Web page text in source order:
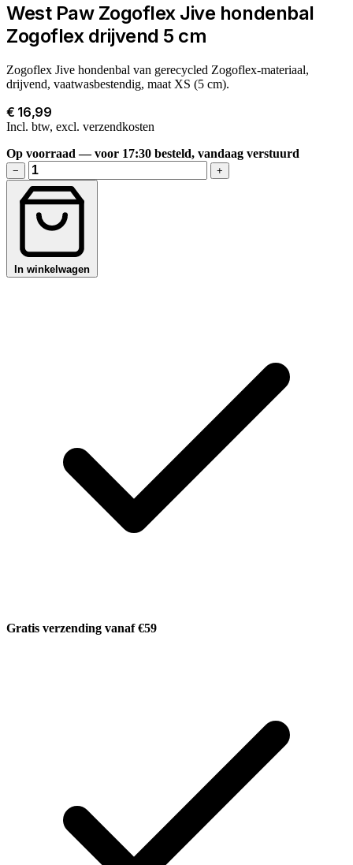
West Paw Zogoflex Jive hondenbal
Zogoflex drijvend 5 cm
Zogoflex Jive hondenbal van gerecycled Zogoflex-materiaal,
drijvend, vaatwasbestendig, maat XS (5 cm).
€ 16,99
Incl. btw, excl. verzendkosten
Op voorraad — voor 17:30 besteld, vandaag verstuurd
− +
In winkelwagen
Gratis verzending vanaf €59